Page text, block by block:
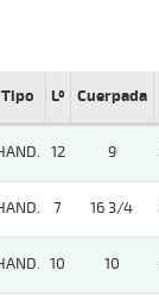
Tipo Lº Cuerpada
12 9
7 16 3/4
10 10